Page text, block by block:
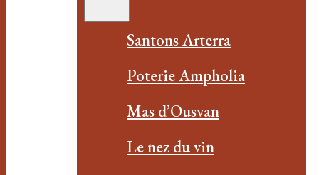
Santons Arterra
Poterie Ampholia
Mas d’Ousvan
Le nez du vin